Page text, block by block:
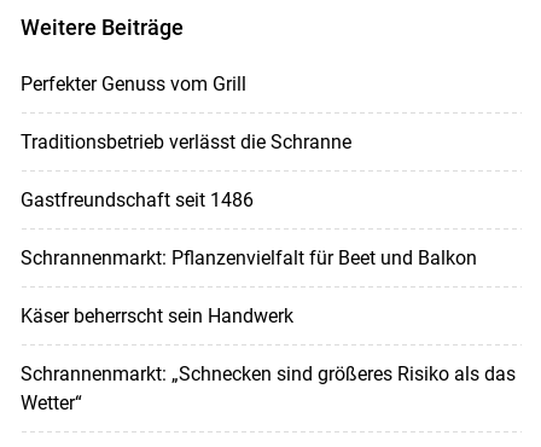
Weitere Beiträge
Perfekter Genuss vom Grill
Traditionsbetrieb verlässt die Schranne
Gastfreundschaft seit 1486
Schrannenmarkt: Pflanzenvielfalt für Beet und Balkon
Käser beherrscht sein Handwerk
Schrannenmarkt: „Schnecken sind größeres Risiko als das
Wetter“